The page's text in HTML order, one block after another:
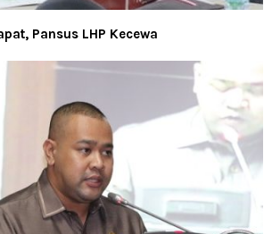
Pansus LHP Kecewa